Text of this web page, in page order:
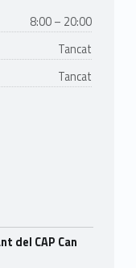
8:00 – 20:00
Tancat
Tancat
del CAP Can